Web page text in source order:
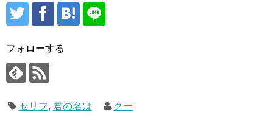
フォローする
セリフ, 君の名は クー